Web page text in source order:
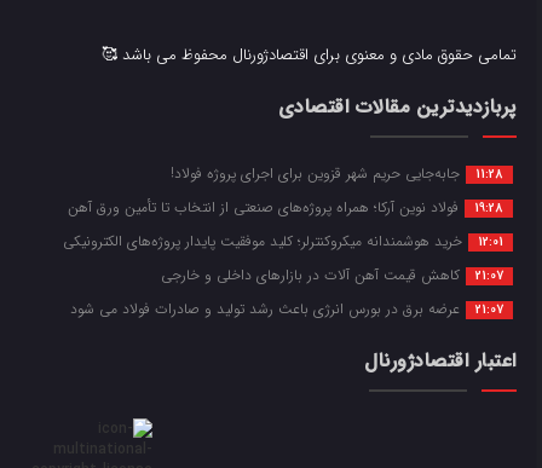
تمامی حقوق مادی و معنوی برای اقتصادژورنال محفوظ می باشد 🥰
پربازدیدترین مقالات اقتصادی
11:28 جابه‌جایی حریم شهر قزوین برای اجرای پروژه فولاد!
19:28 فولاد نوین آرکا؛ همراه پروژه‌های صنعتی از انتخاب تا تأمین ورق آهن
12:01 خرید هوشمندانه میکروکنترلر؛ کلید موفقیت پایدار پروژه‌های الکترونیکی
21:07 کاهش قیمت آهن آلات در بازارهای داخلی و خارجی
21:07 عرضه برق در بورس انرژی باعث رشد تولید و صادرات فولاد می شود
اعتبار اقتصادژورنال